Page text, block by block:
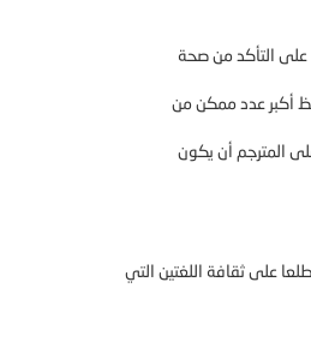
على التأكد من صحة
أكبر عدد ممكن من
المترجم أن يكون
على ثقافة اللغتين التي